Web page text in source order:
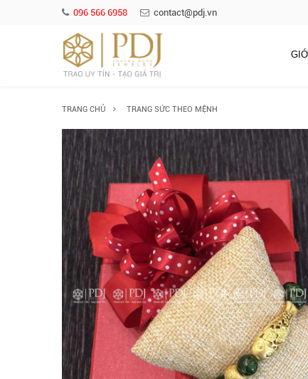
096 566 6958 contact@pdj.vn
TRANG CHỦ TRANG SỨC THEO MỆNH